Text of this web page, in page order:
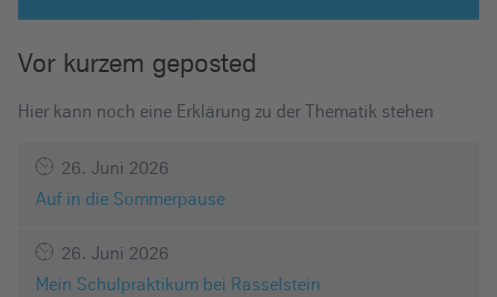
Vor kurzem geposted
Hier kann noch eine Erklärung zu der Thematik stehen
26. Juni 2026
Auf in die Sommerpause
26. Juni 2026
Mein Schulpraktikum bei Rasselstein